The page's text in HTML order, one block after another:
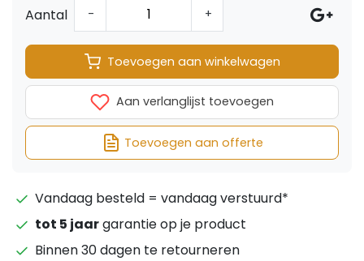
Aantal - +
Toevoegen aan winkelwagen
Aan verlanglijst toevoegen
Toevoegen aan offerte
Vandaag besteld = vandaag verstuurd*
tot 5 jaargarantie op je product
Binnen 30 dagen te retourneren